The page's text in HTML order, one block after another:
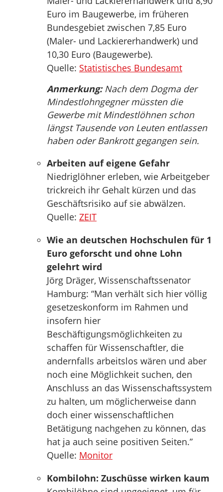
Euro im Baugewerbe, im früheren
Bundesgebiet zwischen 7,85 Euro
(Maler- und Lackiererhandwerk) und
10,30 Euro (Baugewerbe).
Quelle: Statistisches Bundesamt
Anmerkung:Nach dem Dogma der
Mindestlohngegner müssten die
Gewerbe mit Mindestlöhnen schon
längst Tausende von Leuten entlassen
haben oder Bankrott gegangen sein.
Arbeiten auf eigene Gefahr
Niedriglöhner erleben, wie Arbeitgeber
trickreich ihr Gehalt kürzen und das
Geschäftsrisiko auf sie abwälzen.
Quelle: ZEIT
Wie an deutschen Hochschulen für 1
Euro geforscht und ohne Lohn
gelehrt wird
Jörg Dräger, Wissenschaftssenator
Hamburg: “Man verhält sich hier völlig
gesetzeskonform im Rahmen und
insofern hier
Beschäftigungsmöglichkeiten zu
schaffen für Wissenschaftler, die
andernfalls arbeitslos wären und aber
noch eine Möglichkeit suchen, den
Anschluss an das Wissenschaftssystem
zu halten, um möglicherweise dann
doch einer wissenschaftlichen
Betätigung nachgehen zu können, das
hat ja auch seine positiven Seiten.”
Quelle: Monitor
Kombilohn: Zuschüsse wirken kaum